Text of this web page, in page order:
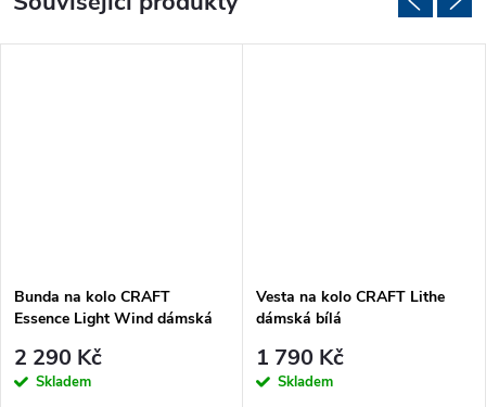
Bunda na kolo CRAFT
Essence Light Wind dámská
2 290 Kč
Skladem
Vesta na kolo CRAFT Lithe
dámská bílá
1 790 Kč
Skladem